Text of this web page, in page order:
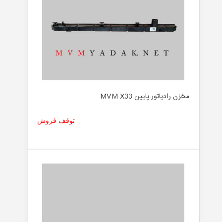
مخزن رادیاتور پایین MVM X33
توقف فروش